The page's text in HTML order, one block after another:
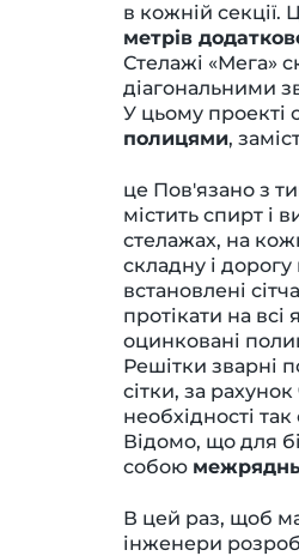
в кожній секції.
метрів
Стелажі «Мега»
діагональними
У цьому проекті
полицями,
це Пов'язано з
містить спирт і
стелажах, на
складну і
встановлені
протікати на
оцинковані
Решітки зварні
сітки, за
необхідності
Відомо, що для
собою
В цей раз, щоб
інженери